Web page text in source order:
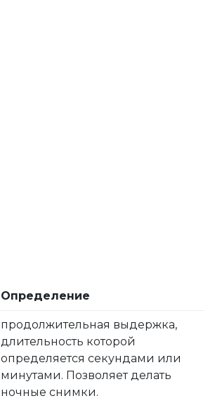
Определение
продолжительная выдержка,
длительность которой
определяется секундами или
минутами. Позволяет делать
ночные снимки.